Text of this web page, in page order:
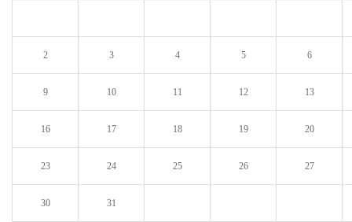
2 3 4 5 6
9 10 11 12 13
16 17 18 19 20
23 24 25 26 27
30 31